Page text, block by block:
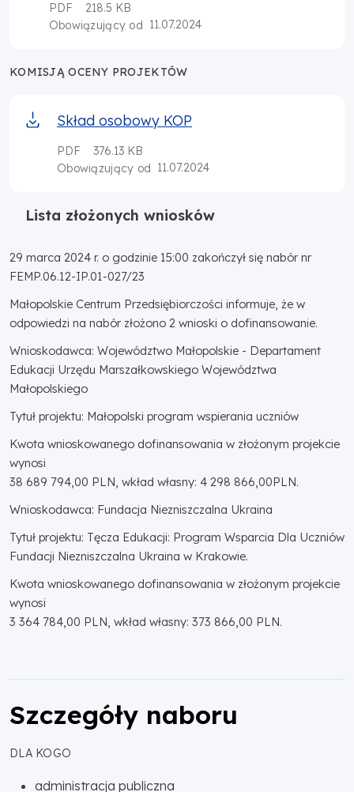
PDF
218.5 KB
Obowiązujący od 11.07.2024
KOMISJĄ OCENY PROJEKTÓW
Skład osobowy KOP
PDF
376.13 KB
Obowiązujący od 11.07.2024
Lista złożonych wniosków
29 marca 2024 r. o godzinie 15:00 zakończył się nabór nr
FEMP.06.12-IP.01-027/23
Małopolskie Centrum Przedsiębiorczości informuje, że w
odpowiedzi na nabór złożono 2 wnioski o dofinansowanie.
Wnioskodawca: Województwo Małopolskie - Departament
Edukacji Urzędu Marszałkowskiego Województwa
Małopolskiego
Tytuł projektu: Małopolski program wspierania uczniów
Kwota wnioskowanego dofinansowania w złożonym projekcie
wynosi
38 689 794,00 PLN, wkład własny: 4 298 866,00PLN.
Wnioskodawca: Fundacja Niezniszczalna Ukraina
Tytuł projektu: Tęcza Edukacji: Program Wsparcia Dla Uczniów
Fundacji Niezniszczalna Ukraina w Krakowie.
Kwota wnioskowanego dofinansowania w złożonym projekcie
wynosi
3 364 784,00 PLN, wkład własny: 373 866,00 PLN.
Szczegóły naboru
DLA KOGO
administracja publiczna